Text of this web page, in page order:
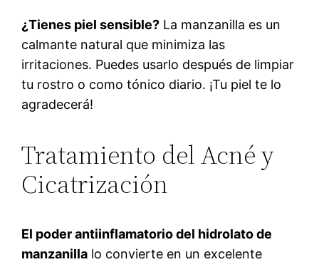
¿Tienes piel sensible? La manzanilla es un
calmante natural que minimiza las
irritaciones. Puedes usarlo después de limpiar
tu rostro o como tónico diario. ¡Tu piel te lo
agradecerá!
Tratamiento del Acné y
Cicatrización
El poder antiinflamatorio del hidrolato de
manzanilla lo convierte en un excelente